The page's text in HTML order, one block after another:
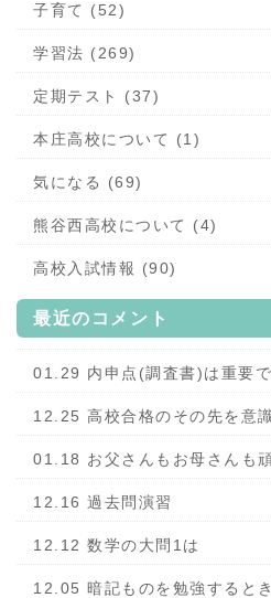
子育て (52)
学習法 (269)
定期テスト (37)
本庄高校について (1)
気になる (69)
熊谷西高校について (4)
高校入試情報 (90)
最近のコメント
01.29 内申点(調査書)は重要で
12.25 高校合格のその先を意
01.18 お父さんもお母さんも
12.16 過去問演習
12.12 数学の大問1は
12.05 暗記ものを勉強すると